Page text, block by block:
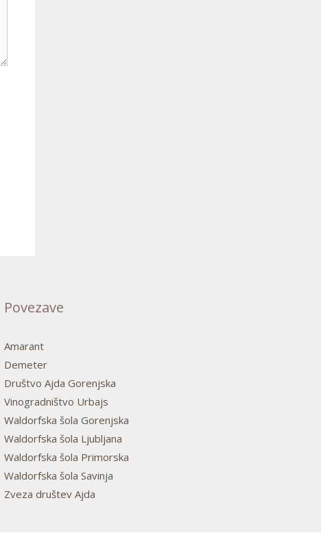
Povezave
Amarant
Demeter
Društvo Ajda Gorenjska
Vinogradništvo Urbajs
Waldorfska šola Gorenjska
Waldorfska šola Ljubljana
Waldorfska šola Primorska
Waldorfska šola Savinja
Zveza društev Ajda